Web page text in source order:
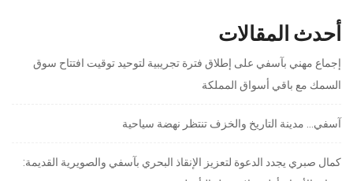
أحدث المقالات
إجماع مهني بآسفي على إطلاق فترة تجريبية لتوحيد توقيت افتتاح سوق
السمك مع باقي أسواق المملكة
آسفي… مدينة التاريخ والخزف تنتظر نهضة سياحية
كمال صبري يجدد الدعوة لتعزيز الإنقاذ البحري بآسفي والصويرية القديمة: